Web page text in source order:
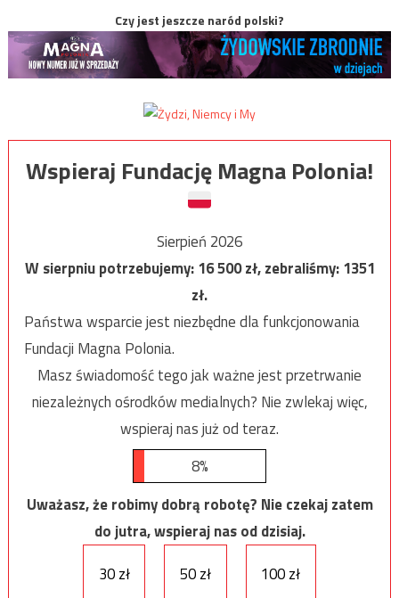
Czy jest jeszcze naród polski?
Wspieraj Fundację Magna Polonia!
Sierpień 2026
W sierpniu potrzebujemy:16 500zł, zebraliśmy:1351
zł.
Państwa wsparcie jest niezbędne dla funkcjonowania
Fundacji Magna Polonia.
Masz świadomość tego jak ważne jest przetrwanie
niezależnych ośrodków medialnych? Nie zwlekaj więc,
wspieraj nas już od teraz.
8%
Uważasz, że robimy dobrą robotę? Nie czekaj zatem
do jutra, wspieraj nas od dzisiaj.
30 zł
50 zł 100 zł